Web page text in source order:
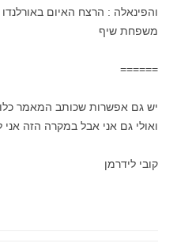
והפינאלה : הרצח האיום
משפחת שיף
======
יש גם אפשרות שכותב המאמר
ואולי גם אני אבל במקרה הזה
קובי לידרמן